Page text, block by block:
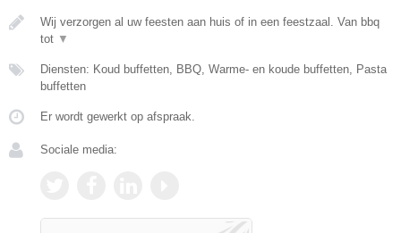
Wij verzorgen al uw feesten aan huis of in een feestzaal. Van bbq
tot ▼
Diensten: Koud buffetten, BBQ, Warme- en koude buffetten, Pasta
buffetten
Er wordt gewerkt op afspraak.
Sociale media: